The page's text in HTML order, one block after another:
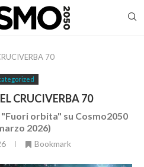
70
CRUCIVERBA 70
orbita" su Cosmo2050
2026)
Bookmark